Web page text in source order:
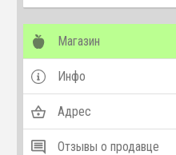
Магазин
Инфо
Адрес
Отзывы о продавце